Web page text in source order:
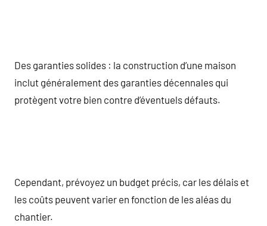
Des garanties solides : la construction d’une maison
inclut généralement des garanties décennales qui
protègent votre bien contre d’éventuels défauts.
Cependant, prévoyez un budget précis, car les délais et
les coûts peuvent varier en fonction de les aléas du
chantier.